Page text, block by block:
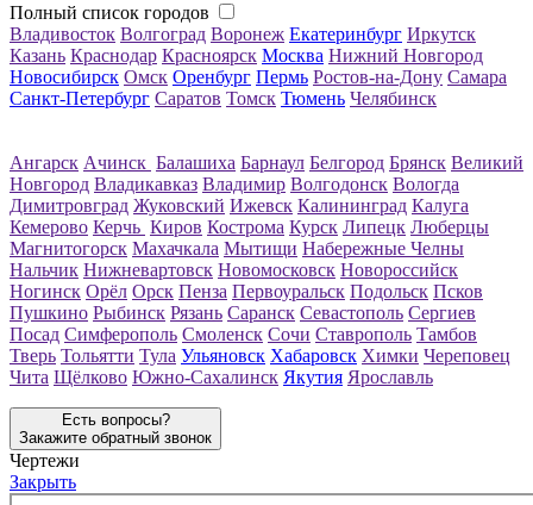
Полный список городов
Владивосток Волгоград Воронеж Екатеринбург Иркутск
Казань Краснодар Красноярск Москва Нижний Новгород
Новосибирск Омск Оренбург Пермь Ростов-на-Дону Самара
Санкт-Петербург Саратов Томск Тюмень Челябинск
Ангарск Ачинск Балашиха Барнаул Белгород Брянск Великий
Новгород Владикавказ Владимир Волгодонск Вологда
Димитровград Жуковский Ижевск Калининград Калуга
Кемерово Керчь Киров Кострома Курск Липецк Люберцы
Магнитогорск Махачкала Мытищи Набережные Челны
Нальчик Нижневартовск Новомосковск Новороссийск
Ногинск Орёл Орск Пенза Первоуральск Подольск Псков
Пушкино Рыбинск Рязань Саранск Севастополь Сергиев
Посад Симферополь Смоленск Сочи Ставрополь Тамбов
Тверь Тольятти Тула Ульяновск Хабаровск Химки Череповец
Чита Щёлково Южно-Сахалинск Якутия Ярославль
Есть вопросы?
Закажите обратный звонок
Чертежи
Закрыть